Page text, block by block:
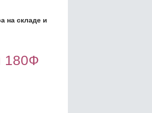
на складе и
180Ф